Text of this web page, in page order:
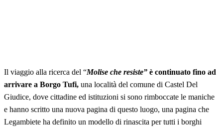
Il viaggio alla ricerca del “Molise che resiste” è continuato fino ad
arrivare a Borgo Tufi, una località del comune di Castel Del
Giudice, dove cittadine ed istituzioni si sono rimboccate le maniche
e hanno scritto una nuova pagina di questo luogo, una pagina che
Legambiete ha definito un modello di rinascita per tutti i borghi